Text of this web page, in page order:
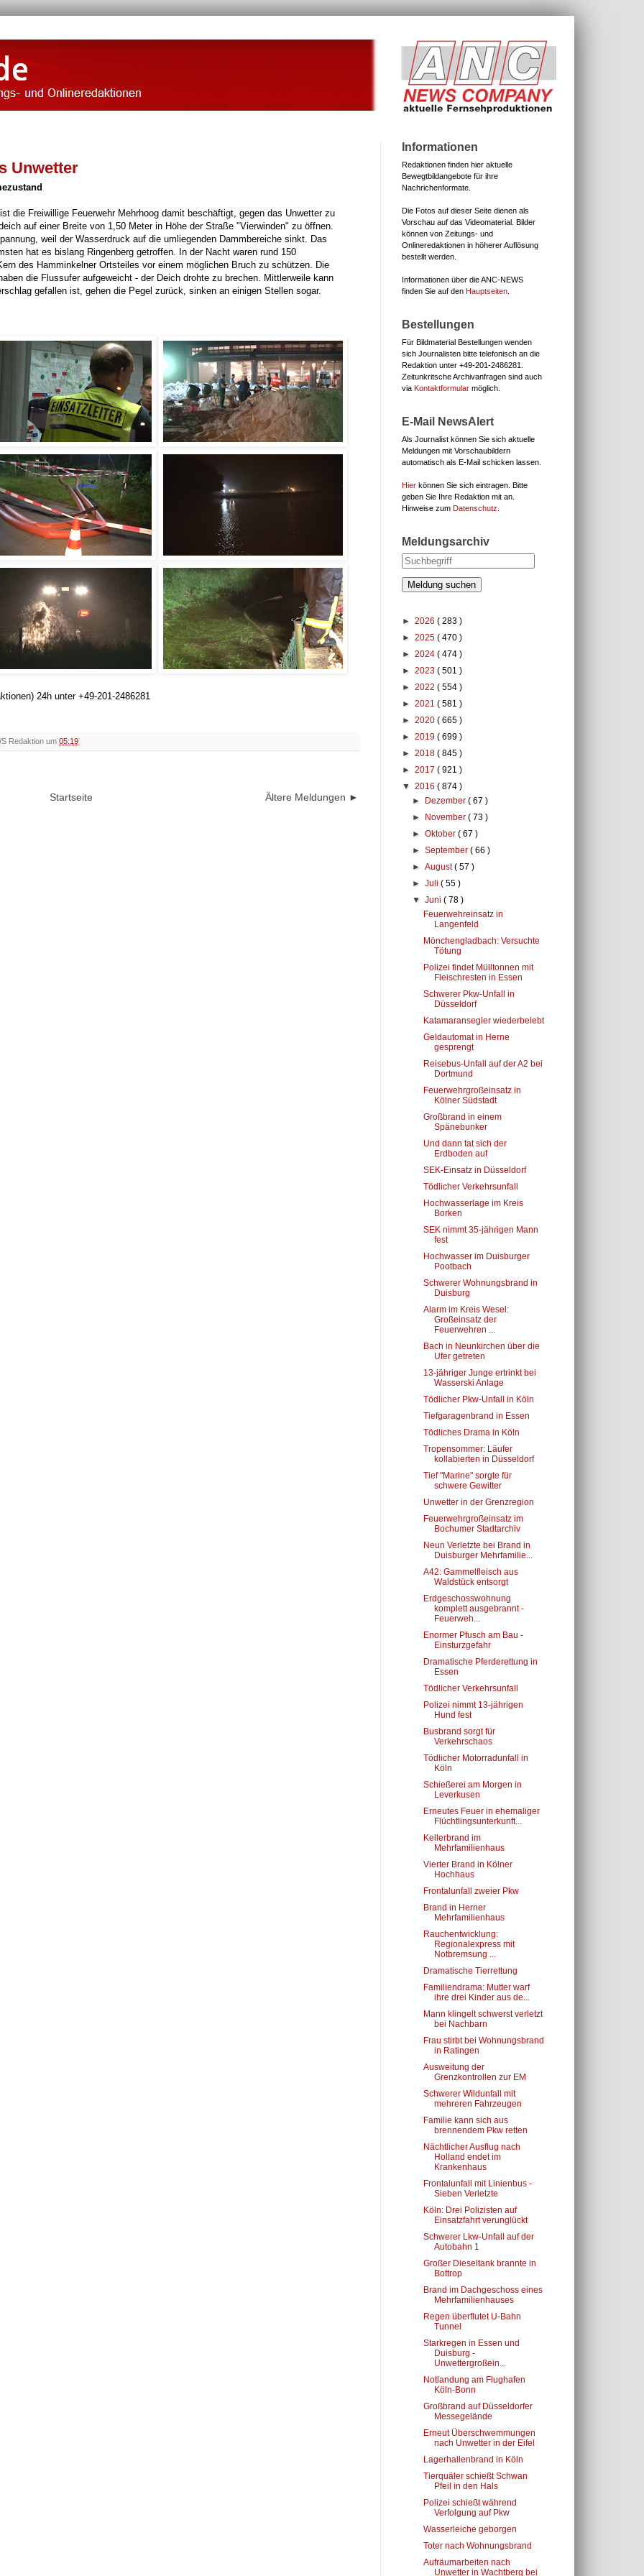
Unwetter
die Freiwillige Feuerwehr Mehrhoog damit beschäftigt, gegen das Unwetter zu
auf einer Breite von 1,50 Meter in Höhe der Straße "Vierwinden" zu öffnen.
weil der Wasserdruck auf die umliegenden Dammbereiche sinkt. Das
hat es bislang Ringenberg getroffen. In der Nacht waren rund 150
des Hamminkelner Ortsteiles vor einem möglichen Bruch zu schützen. Die
die Flussufer aufgeweicht - der Deich drohte zu brechen. Mittlerweile kann
gefallen ist, gehen die Pegel zurück, sinken an einigen Stellen sogar.
24h unter +49-201-2486281
Redaktion um 05:19
Ältere Meldungen ►
Startseite
Informationen
Redaktionen finden hier aktuelle
Bewegtbildangebote für ihre
Nachrichenformate.
Die Fotos auf dieser Seite dienen als
Vorschau auf das Videomaterial. Bilder
können von Zeitungs- und
Onlineredaktionen in höherer Auflösung
bestellt werden.
Informationen über die ANC-NEWS
finden Sie auf den Hauptseiten
Bestellungen
Für Bildmaterial Bestellungen wenden
sich Journalisten bitte telefonisch an die
Redaktion unter +49-201-2486281.
Zeitunkritsche Archivanfragen sind auch
via Kontaktformular möglich.
E-Mail NewsAlert
Als Journalist können Sie sich aktuelle
Meldungen mit Vorschaubildern
automatisch als E-Mail schicken lassen.
Hier können Sie sich eintragen. Bitte
geben Sie Ihre Redaktion mit an.
Hinweise zum Datenschutz
Meldungsarchiv
Meldung suchen
► 2026 ( 283 )
► 2025 ( 470 )
► 2024 ( 474 )
► 2023 ( 501 )
► 2022 ( 554 )
► 2021 ( 581 )
► 2020 ( 665 )
► 2019 ( 699 )
► 2018 ( 845 )
► 2017 ( 921 )
▼ 2016 ( 874 )
►
Dezember( 67 )
►
November( 73 )
►Oktober( 67 )
►September( 66 )
►August( 57 )
►Juli( 55 )
▼Juni( 78 )
Feuerwehreinsatz in
Langenfeld
Mönchengladbach: Versuchte
Tötung
Polizei findet Mülltonnen mit
Fleischresten in Essen
Schwerer Pkw-Unfall in
Düsseldorf
Katamaransegler wiederbelebt
Geldautomat in Herne
gesprengt
Reisebus-Unfall auf der A2 bei
Dortmund
Feuerwehrgroßeinsatz in
Kölner Südstadt
Großbrand in einem
Spänebunker
Und dann tat sich der
Erdboden auf
SEK-Einsatz in Düsseldorf
Tödlicher Verkehrsunfall
Hochwasserlage im Kreis
Borken
SEK nimmt 35-jährigen Mann
fest
Hochwasser im Duisburger
Pootbach
Schwerer Wohnungsbrand in
Duisburg
Alarm im Kreis Wesel:
Großeinsatz der
Feuerwehren ...
Bach in Neunkirchen über die
Ufer getreten
13-jähriger Junge ertrinkt bei
Wasserski Anlage
Tödlicher Pkw-Unfall in Köln
Tiefgaragenbrand in Essen
Tödliches Drama in Köln
Tropensommer: Läufer
kollabierten in Düsseldorf
Tief "Marine" sorgte für
schwere Gewitter
Unwetter in der Grenzregion
Feuerwehrgroßeinsatz im
Bochumer Stadtarchiv
Neun Verletzte bei Brand in
Duisburger Mehrfamilie...
A42: Gammelfleisch aus
Waldstück entsorgt
Erdgeschosswohnung
komplett ausgebrannt -
Feuerweh...
Enormer Pfusch am Bau -
Einsturzgefahr
Dramatische Pferderettung in
Essen
Tödlicher Verkehrsunfall
Polizei nimmt 13-jährigen
Hund fest
Busbrand sorgt für
Verkehrschaos
Tödlicher Motorradunfall in
Köln
Schießerei am Morgen in
Leverkusen
Erneutes Feuer in ehemaliger
Flüchtlingsunterkunft...
Kellerbrand im
Mehrfamilienhaus
Vierter Brand in Kölner
Hochhaus
Frontalunfall zweier Pkw
Brand in Herner
Mehrfamilienhaus
Rauchentwicklung:
Regionalexpress mit
Notbremsung ...
Dramatische Tierrettung
Familiendrama: Mutter warf
ihre drei Kinder aus de...
Mann klingelt schwerst verletzt
bei Nachbarn
Frau stirbt bei Wohnungsbrand
in Ratingen
Ausweitung der
Grenzkontrollen zur EM
Schwerer Wildunfall mit
mehreren Fahrzeugen
Familie kann sich aus
brennendem Pkw retten
Nächtlicher Ausflug nach
Holland endet im
Krankenhaus
Frontalunfall mit Linienbus -
Sieben Verletzte
Köln: Drei Polizisten auf
Einsatzfahrt verunglückt
Schwerer Lkw-Unfall auf der
Autobahn 1
Großer Dieseltank brannte in
Bottrop
Brand im Dachgeschoss eines
Mehrfamilienhauses
Regen überflutet U-Bahn
Tunnel
Starkregen in Essen und
Duisburg -
Unwettergroßein...
Notlandung am Flughafen
Köln-Bonn
Großbrand auf Düsseldorfer
Messegelände
Erneut Überschwemmungen
nach Unwetter in der Eifel
Lagerhallenbrand in Köln
Tierquäler schießt Schwan
Pfeil in den Hals
Polizei schießt während
Verfolgung auf Pkw
Wasserleiche geborgen
Toter nach Wohnungsbrand
Aufräumarbeiten nach
Unwetter in Wachtberg bei